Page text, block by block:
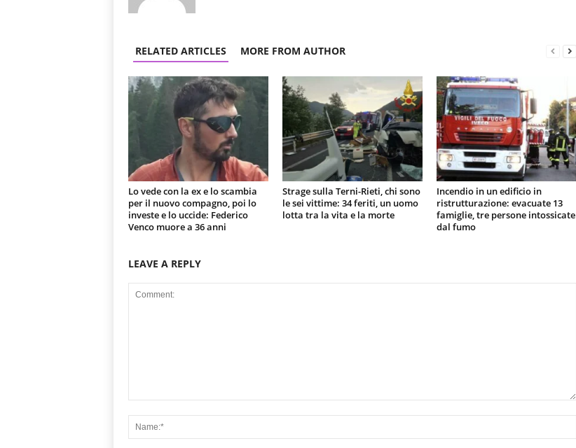
RELATED ARTICLES MORE FROM AUTHOR
Lo vede con la ex e lo scambia
per il nuovo compagno, poi lo
investe e lo uccide: Federico
Venco muore a 36 anni
Strage sulla Terni-Rieti, chi sono
le sei vittime: 34 feriti, un uomo
lotta tra la vita e la morte
Incendio in un edificio in
ristrutturazione: evacuate 13
famiglie, tre persone intossicate
dal fumo
LEAVE A REPLY